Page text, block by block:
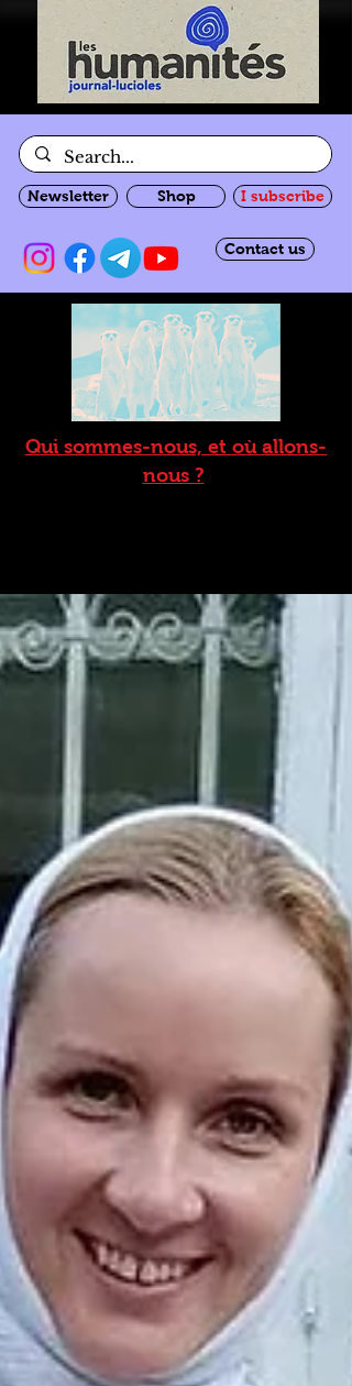
Newsletter Shop I subscribe
Contact us
Qui sommes-nous, et où allons-
nous ?